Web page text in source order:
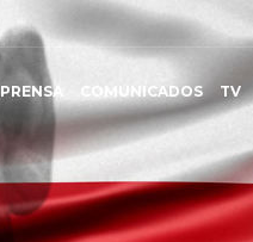
PRENSA COMUNICADOS TV